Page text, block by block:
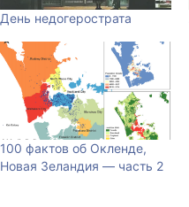
День недогерострата
100 фактов об Окленде,
Новая Зеландия — часть 2